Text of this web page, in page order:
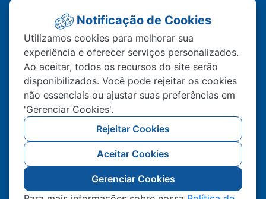
PREFEITURA MUNICIPAL DE
MATUPÁ
Av. Hermínio Ometto Nº 101 Bairro ZE - 022
CEP – 78.525-000 Matupá-MT
(66) 99222-2560
Atendimento De Segunda A Sexta 07h00 As
11h00 Ao Público, Interno 13h00 As 17h00
Notificação de Cookies
Utilizamos cookies para melhorar sua
experiência e oferecer serviços personalizados.
Ao aceitar, todos os recursos do site serão
disponibilizados. Você pode rejeitar os cookies
não essenciais ou ajustar suas preferências em
'Gerenciar Cookies'.
Rejeitar Cookies
Aceitar Cookies
Gerenciar Cookies